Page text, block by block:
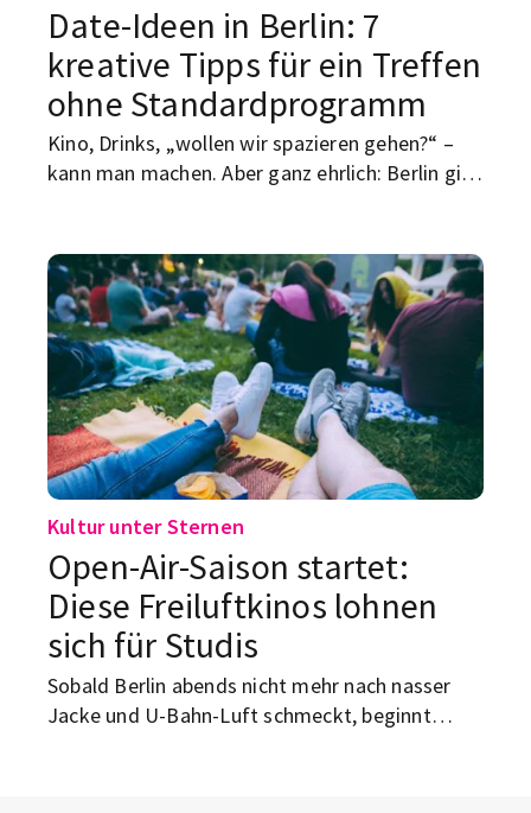
Date-Ideen in Berlin: 7
kreative Tipps für ein Treffen
ohne Standardprogramm
Kino, Drinks, „wollen wir spazieren gehen?“ –
kann man machen. Aber ganz ehrlich: Berlin gibt
Kultur unter Sternen
Open-Air-Saison startet:
Diese Freiluftkinos lohnen
sich für Studis
Sobald Berlin abends nicht mehr nach nasser
Jacke und U-Bahn-Luft schmeckt, beginnt